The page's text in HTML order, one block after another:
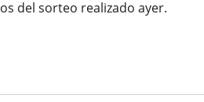
del sorteo realizado ayer.